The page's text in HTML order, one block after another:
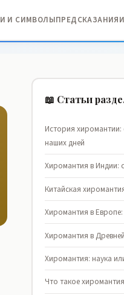
И СИМВОЛЫПРЕДСКАЗАНИЯ
📖 Статьи
История хиромантии:
наших дней
Хиромантия в Индии:
Китайская
Хиромантия в
Хиромантия в
Хиромантия: наука
Что такое хиромантия